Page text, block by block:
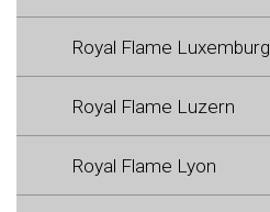
Royal Flame Luxemburg
Royal Flame Luzern
Royal Flame Lyon